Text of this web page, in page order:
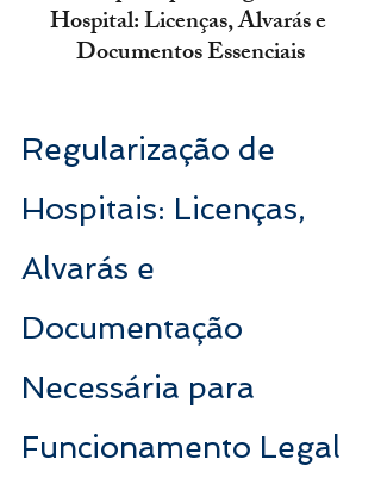
Hospital: Licenças, Alvarás e
Documentos Essenciais
Regularização de
Hospitais: Licenças,
Alvarás e
Documentação
Necessária para
Funcionamento Legal